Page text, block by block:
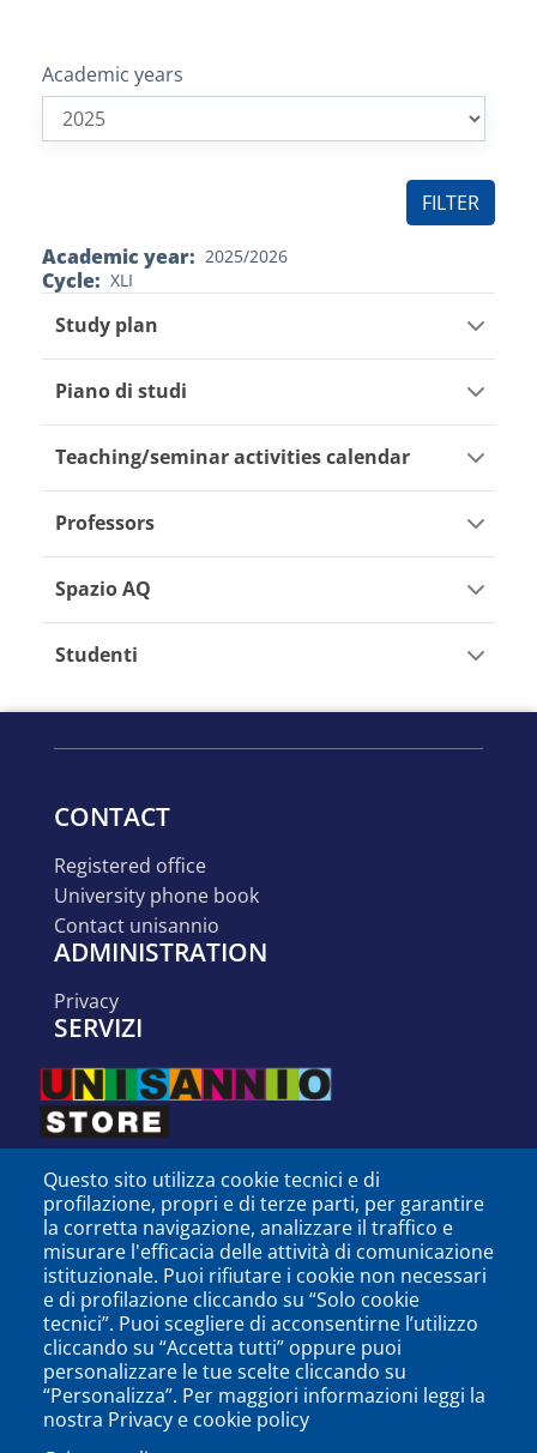
Academic years
Academic year 2025/2026
Cycle XLI
Study plan
Piano di studi
Teaching/seminar activities calendar
Professors
Spazio AQ
Studenti
CONTACT
registered office
university phone book
contact unisannio
ADMINISTRATION
privacy
SERVIZI
SEGUICI SU
Questo sito utilizza cookie tecnici e di
profilazione, propri e di terze parti, per garantire
la corretta navigazione, analizzare il traffico e
misurare l'efficacia delle attività di comunicazione
istituzionale. Puoi rifiutare i cookie non necessari
e di profilazione cliccando su “Solo cookie
tecnici”. Puoi scegliere di acconsentirne l’utilizzo
cliccando su “Accetta tutti” oppure puoi
personalizzare le tue scelte cliccando su
“Personalizza”. Per maggiori informazioni leggi la
nostra Privacy e cookie policy